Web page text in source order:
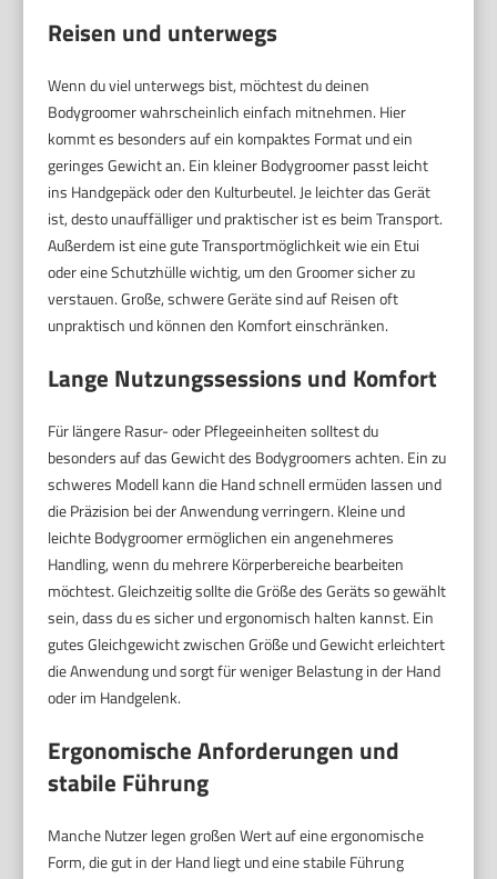
Reisen und unterwegs
Wenn du viel unterwegs bist, möchtest du deinen
Bodygroomer wahrscheinlich einfach mitnehmen. Hier
kommt es besonders auf ein kompaktes Format und ein
geringes Gewicht an. Ein kleiner Bodygroomer passt leicht
ins Handgepäck oder den Kulturbeutel. Je leichter das Gerät
ist, desto unauffälliger und praktischer ist es beim Transport.
Außerdem ist eine gute Transportmöglichkeit wie ein Etui
oder eine Schutzhülle wichtig, um den Groomer sicher zu
verstauen. Große, schwere Geräte sind auf Reisen oft
unpraktisch und können den Komfort einschränken.
Lange Nutzungssessions und Komfort
Für längere Rasur- oder Pflegeeinheiten solltest du
besonders auf das Gewicht des Bodygroomers achten. Ein zu
schweres Modell kann die Hand schnell ermüden lassen und
die Präzision bei der Anwendung verringern. Kleine und
leichte Bodygroomer ermöglichen ein angenehmeres
Handling, wenn du mehrere Körperbereiche bearbeiten
möchtest. Gleichzeitig sollte die Größe des Geräts so gewählt
sein, dass du es sicher und ergonomisch halten kannst. Ein
gutes Gleichgewicht zwischen Größe und Gewicht erleichtert
die Anwendung und sorgt für weniger Belastung in der Hand
oder im Handgelenk.
Ergonomische Anforderungen und
stabile Führung
Manche Nutzer legen großen Wert auf eine ergonomische
Form, die gut in der Hand liegt und eine stabile Führung